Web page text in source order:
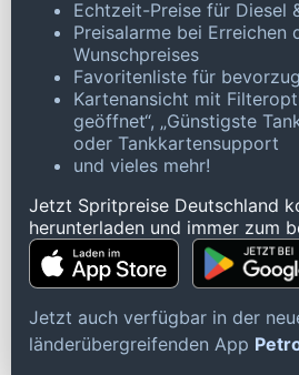
Echtzeit-Preise für Diesel
Preisalarme bei Erreichen
Wunschpreises
Favoritenliste für
Kartenansicht mit
geöffnet“, „Günstigste
oder Tankkartensupport
und vieles mehr!
Jetzt Spritpreise Deutschland
herunterladen und immer zum
Jetzt auch verfügbar in der
länderübergreifenden App